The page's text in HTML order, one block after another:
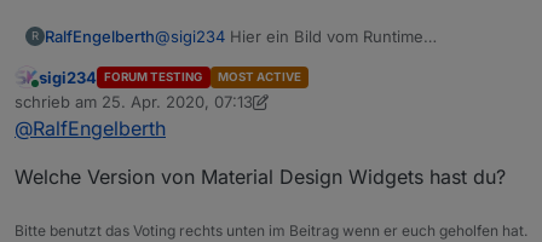
R RalfEngelberth@sigi234 Hier ein Bild vom Runtime
Online
sigi234 FORUM TESTING MOST ACTIVE
schrieb am 25. Apr. 2020, 07:13
zuletzt editiert von sigi234
@RalfEngelberth
Welche Version von Material Design Widgets hast du?
Bitte benutzt das Voting rechts unten im Beitrag wenn er euch geholfen hat.